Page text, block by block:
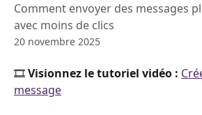
Comment envoyer des messages
avec moins de clics
20 novembre 2025
🎞️ Visionnez le tutoriel vidéo :
message